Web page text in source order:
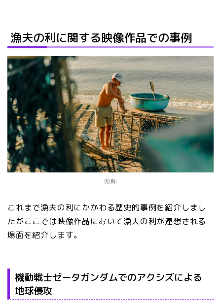
漁夫の利に関する映像作品での事例
漁師
これまで漁夫の利にかかわる歴史的事例を紹介しまし
たがここでは映像作品において漁夫の利が連想される
場面を紹介します。
機動戦士ゼータガンダムでのアクシズによる
地球侵攻